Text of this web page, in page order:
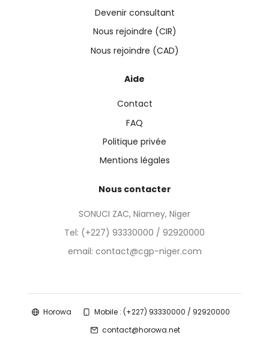
Devenir consultant
Nous rejoindre (CIR)
Nous rejoindre (CAD)
Aide
Contact
FAQ
Politique privée
Mentions légales
Nous contacter
SONUCI ZAC, Niamey, Niger
Tel: (+227) 93330000 / 92920000
email: contact@cgp-niger.com
Horowa
Mobile : (+227) 93330000 / 92920000
contact@horowa.net